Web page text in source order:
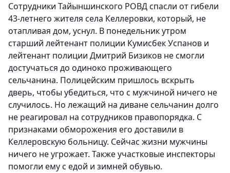
Сотрудники Тайыншинского РОВД спасли от гибели
43-летнего жителя села Келлеровки, который, не
отапливая дом, уснул. В понедельник утром
старший лейтенант полиции Кумисбек Успанов и
лейтенант полиции Дмитрий Бизиков не смогли
достучаться до одиноко проживающего
сельчанина. Полицейским пришлось вскрыть
дверь, чтобы убедиться, что с мужчиной ничего не
случилось. Но лежащий на диване сельчанин долго
не реагировал на сотрудников правопорядка. С
признаками обморожения его доставили в
Келлеровскую больницу. Сейчас жизни мужчины
ничего не угрожает. Также участковые инспекторы
помогли ему с едой и зимней обувью.